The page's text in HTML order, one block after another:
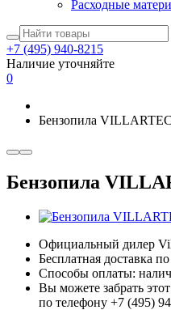
Расходные
+7 (495) 940-8215
Наличие уточняйте
0
Бензопила
Бензопила
Официальный дилер
Бесплатная доставка
Способы оплаты:
Вы можете забрать
по телефону +7 (495)